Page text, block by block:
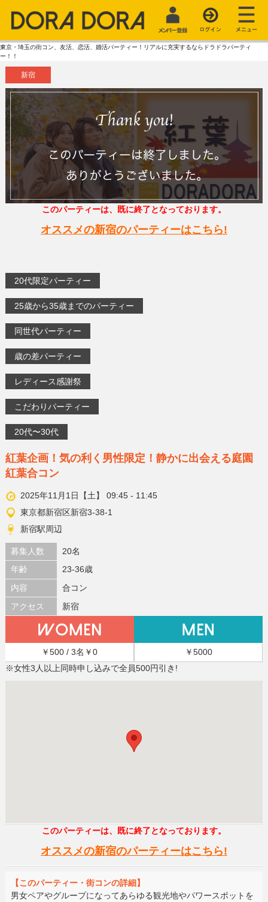
東京・埼玉の街コン、友活、恋活、婚活パーティー！リアルに充実するならドラドラパーティ
ー！！
新宿
このパーティーは、既に終了となっております。
オススメの新宿のパーティーはこちら!
20代限定パーティー
25歳から35歳までのパーティー
同世代パーティー
歳の差パーティー
レディース感謝祭
こだわりパーティー
20代〜30代
紅葉企画！気の利く男性限定！静かに出会える庭園
紅葉合コン
2025年11月1日【土】 09:45 - 11:45
東京都新宿区新宿3-38-1
新宿駅周辺
募集人数
20名
年齢
23-36歳
内容
合コン
アクセス
新宿
￥500 / 3名￥0
￥5000
※女性3人以上同時申し込みで全員500円引き!
このパーティーは、既に終了となっております。
オススメの新宿のパーティーはこちら!
【このパーティー・街コンの詳細】
男女ペアやグループになってあらゆる観光地やパワースポットを